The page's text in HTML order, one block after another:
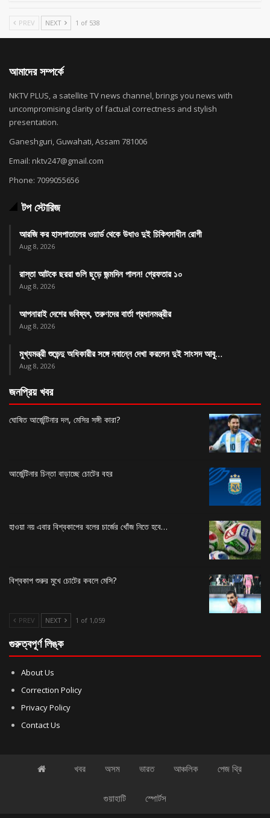
PREV NEXT 1 of 538
আমাদের সম্পর্কে
NKTV PLUS, a satellite TV news channel, brings you news with
uncompromising clarity of factual correctness and stylish
presentation.
Ganeshguri, Guwahati, Assam 781006
Email: nktv247@gmail.com
Phone: 7099055656
টপ স্টোরিজ
আরজি কর হাসপাতালের ওয়ার্ড থেকে উধাও দুই চিকিৎসাধীন রোগী
Aug 8, 2026
রাস্তা আটকে ছররা গুলি ছুড়ে জন্মদিন পালন! গ্রেফতার ১০
Aug 8, 2026
আপনারাই দেশের ভবিষ্যৎ, তরুণদের বার্তা প্রধানমন্ত্রীর
Aug 8, 2026
মুখ্যমন্ত্রী শুভেন্দু অধিকারীর সঙ্গে নবান্নে দেখা করলেন দুই সাংসদ আবু…
Aug 8, 2026
জনপ্রিয় খবর
ঘোষিত আর্জেন্টিনার দল, মেসির সঙ্গী কারা?
আর্জেন্টিনার চিন্তা বাড়াচ্ছে চোটের বহর
হাওয়া নয় এবার বিশ্বকাপের বলের চার্জের খোঁজ নিতে হবে…
বিশ্বকাপ শুরুর মুখে চোটের কবলে মেসি?
PREV NEXT 1 of 1,059
গুরুত্বপূর্ণ লিঙ্ক
About Us
Correction Policy
Privacy Policy
Contact Us
খবর অসম ভারত আঞ্চলিক পেজ থ্রি
গুয়াহাটি স্পোর্টস